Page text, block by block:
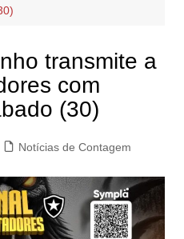
transmite a
com
(30)
Notícias de Contagem